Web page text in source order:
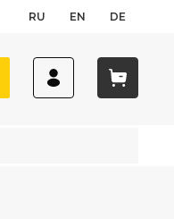
RU EN DE